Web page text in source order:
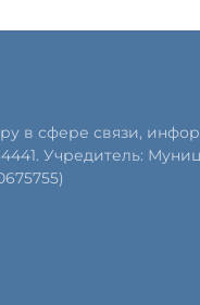
в сфере связи,
Учредитель: